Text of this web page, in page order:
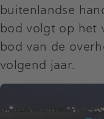
buitenlandse
bod volgt op het
bod van de
volgend jaar.